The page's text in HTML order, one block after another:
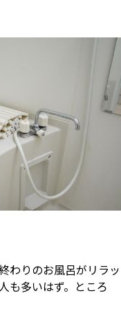
わりのお風呂がリラッ
も多いはず。ところ